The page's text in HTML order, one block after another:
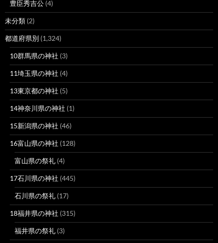
豊臣秀吉公 (4)
未分類 (2)
都道府県別 (1,324)
10群馬県の神社 (3)
11埼玉県の神社 (4)
13東京都の神社 (5)
14神奈川県の神社 (1)
15新潟県の神社 (46)
16富山県の神社 (128)
富山県の祭礼 (4)
17石川県の神社 (445)
石川県の祭礼 (17)
18福井県の神社 (315)
福井県の祭礼 (3)